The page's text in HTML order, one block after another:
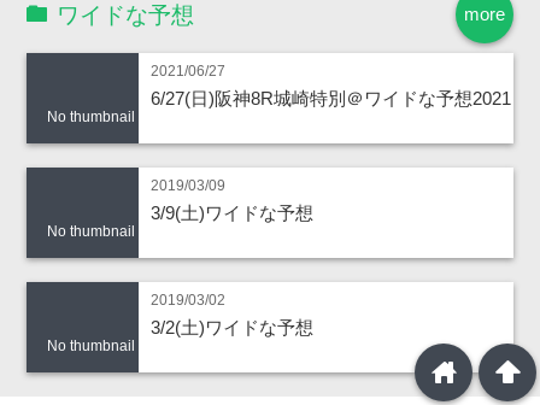
more
ワイドな予想
No thumbnail
2021/06/27
6/27(日)阪神8R城崎特別＠ワイドな予想2021
No thumbnail
2019/03/09
3/9(土)ワイドな予想
No thumbnail
2019/03/02
3/2(土)ワイドな予想
arrowup
home